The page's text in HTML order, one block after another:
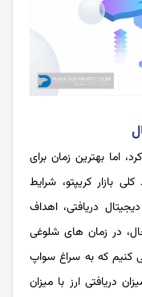
اما بهترین زمان برای
بازار کریپتو، شرایط
دریافتی، اهداف
در زمان های شلوغی
کنیم که به سراغ سواپ
دریافتی ارز با میزان